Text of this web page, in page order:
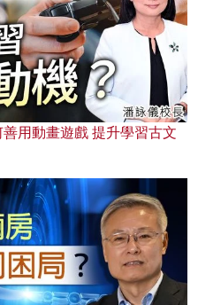
用動畫遊戲 提升學習古文